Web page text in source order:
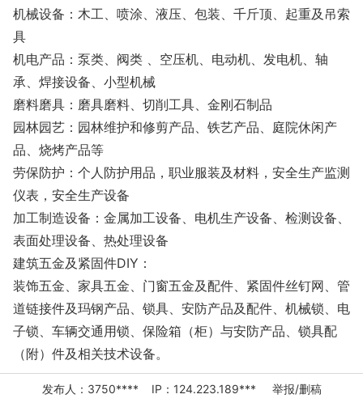
机械设备：木工、喷涂、液压、包装、千斤顶、起重及吊索
具
机电产品：泵类、阀类 、空压机、电动机、发电机、轴
承、焊接设备、小型机械
磨料磨具：磨具磨料、切削工具、金刚石制品
园林园艺：园林维护和修剪产品、铁艺产品、庭院休闲产
品、烧烤产品等
劳保防护：个人防护用品，职业服装及材料，安全生产监测
仪表，安全生产设备
加工制造设备：金属加工设备、电机生产设备、检测设备、
表面处理设备、热处理设备
建筑五金及紧固件DIY：
装饰五金、家具五金、门窗五金及配件、紧固件丝钉网、管
道链接件及玛钢产品、锁具、安防产品及配件、机械锁、电
子锁、车辆交通用锁、保险箱（柜）与安防产品、锁具配
（附）件及相关技术设备。
发布人：3750**** IP：124.223.189*** 举报/删稿